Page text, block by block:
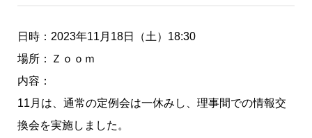
日時：2023年11月18日（土）18:30
場所：Ｚｏｏｍ
内容：
11月は、通常の定例会は一休みし、理事間での情報交
換会を実施しました。